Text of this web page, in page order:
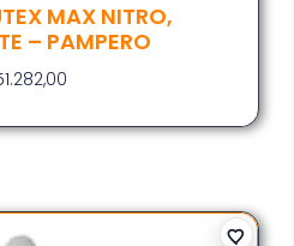
MAX NITRO,
– PAMPERO